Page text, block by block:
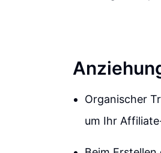
Organischer
um Ihr